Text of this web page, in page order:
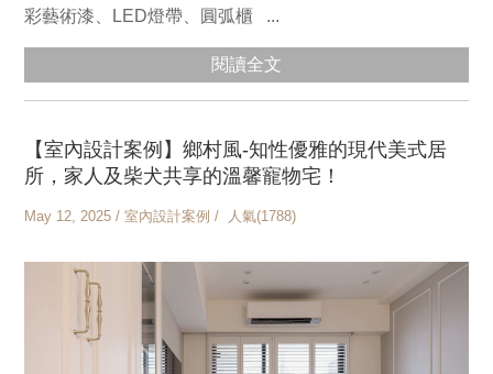
彩藝術漆、LED燈帶、圓弧櫃 ...
閱讀全文
【室內設計案例】鄉村風-知性優雅的現代美式居
所，家人及柴犬共享的溫馨寵物宅！
May 12, 2025 / 室內設計案例 / 人氣(1788)